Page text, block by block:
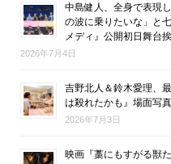
中島健人、全身で表現
の波に乗りたいな」と
メディ』公開初日舞台
2026年7月4日
吉野北人＆鈴木愛理、
は殺れたかも』場面写
2026年7月3日
映画『藁にもすがる獣